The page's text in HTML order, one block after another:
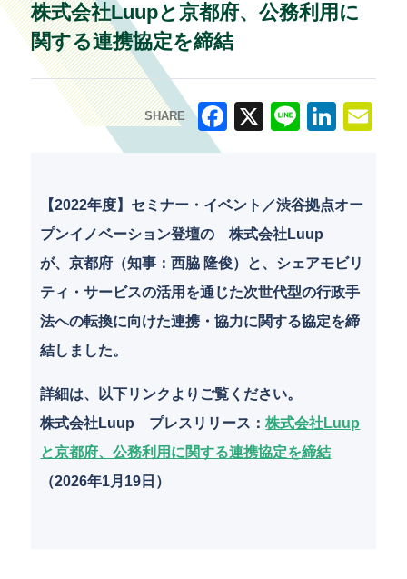
株式会社Luupと京都府、公務利用に
関する連携協定を締結
SHARE
F
c
e
b
o
o
e
k
e
dI
n
ai
【2022年度】セミナー・イベント／渋谷拠点オー
プンイノベーション登壇の 株式会社Luup
が、京都府（知事：西脇 隆俊）と、シェアモビリ
ティ・サービスの活用を通じた次世代型の行政手
法への転換に向けた連携・協力に関する協定を締
結しました。
詳細は、以下リンクよりご覧ください。
株式会社Luup プレスリリース ：株式会社Luup
と京都府、公務利用に関する連携協定を締結
（2026年1月19日）